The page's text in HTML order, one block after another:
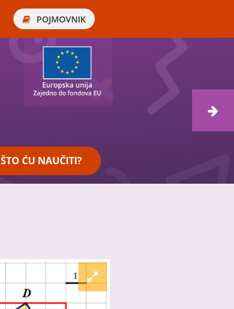
POJMOVNIK
ŠTO ĆU NAUČITI?